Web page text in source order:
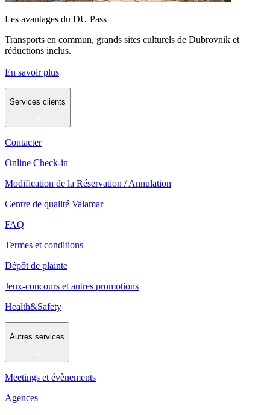
Les avantages du DU Pass
Transports en commun, grands sites culturels de Dubrovnik et
réductions inclus.
En savoir plus
Services clients
Contacter
Online Check-in
Modification de la Réservation / Annulation
Centre de qualité Valamar
FAQ
Termes et conditions
Dépôt de plainte
Jeux-concours et autres promotions
Health&Safety
Autres services
Meetings et évènements
Agences